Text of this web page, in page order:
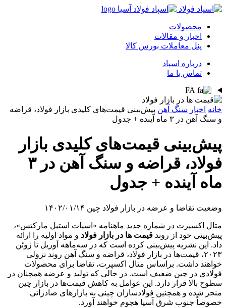
محصولات
اخبار و مقالات
پنل معاملات بورس کالا
درباره اسپاد
تماس با ما
FA
خانه اخبار سنگ آهن پیش‌بینی قیمت‌های کلیدی بازار فولاد، قراضه
و سنگ آهن در ۳ ماه آینده + جدول
پیش‌بینی قیمت‌های کلیدی بازار
فولاد، قراضه و سنگ آهن در ۳
ماه آینده + جدول
وضعیت تقاضا و عرضه در بازار فولاد چین ۱۴۰۲/۰۱/۱۴
متال اکسپرت در شماره جدید ماهنامه «اسپات استیل مارکتس»،
پیش‌بینی خود از روند قیمت ها در بازار فولاد و مواد اولیه را ارائه
داد. این نشریه پیش‌بینی کرده است که در سه‌ماهه آوریل تا ژوئن
۲۰۲۳، قیمت‌ها در بازار فولاد، قراضه و سنگ آهن روند نزولی
خواهند داشت. براساس متال اکسپرت، تقاضا برای محصولات
فولادی در چین ضعیف است. در حالی که تولید و عرضه همچنان در
سطوح بالا قرار دارد. این عوامل به کاهش قیمت‌ها در بازار چین
منجر شده و همچنین فولادسازان چینی به بازارهای صادراتی
خصوصاً جنوب شرق آسیا هجوم خواهند آورد.